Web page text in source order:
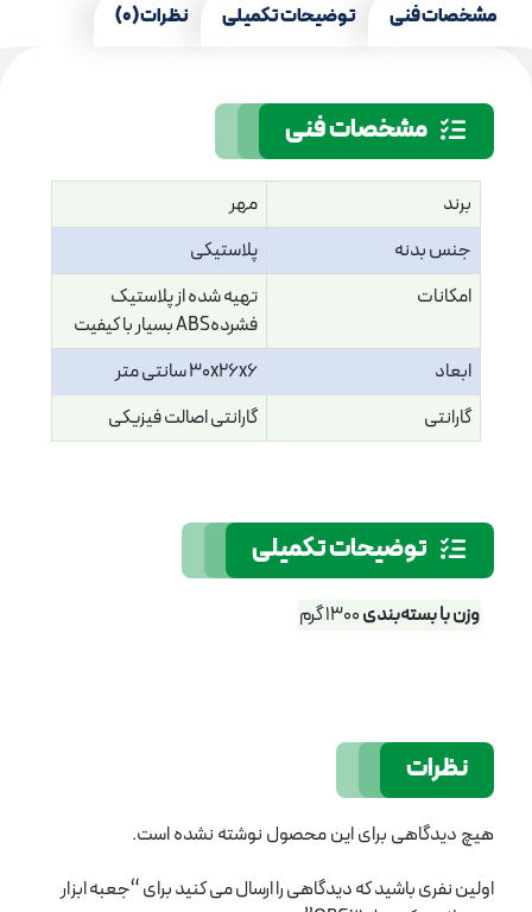
مشخصات فنی توضیحات تکمیلی نظرات (0)
مشخصات فنی
برند
مهر
جنس بدنه
پلاستیکی
امکانات
تهیه شده از پلاستیک
فشردهABS بسیار با کیفیت
ابعاد
30x26x6 سانتی متر
گارانتی
گارانتی اصالت فیزیکی
توضیحات تکمیلی
وزن با بسته‌بندی1300 گرم
نظرات
هیچ دیدگاهی برای این محصول نوشته نشده است.
اولین نفری باشید که دیدگاهی را ارسال می کنید برای “جعبه ابزار